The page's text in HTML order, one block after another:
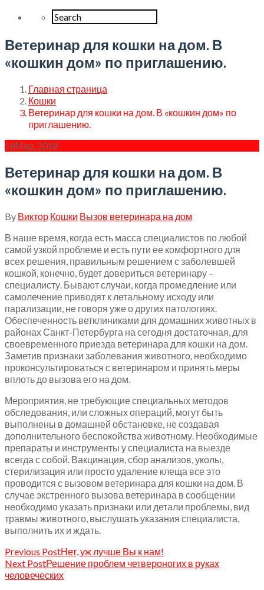
Ветеринар для кошки на дом. В
«кошкин дом» по приглашению.
Главная страница
Кошки
Ветеринар для кошки на дом. В «кошкин дом» по
приглашению.
18Мар, 2018
Ветеринар для кошки на дом. В
«кошкин дом» по приглашению.
By Виктор Кошки Вызов ветеринара на дом
В наше время, когда есть масса специалистов по любой
самой узкой проблеме и есть пути ее комфортного для
всех решения, правильным решением с заболевшей
кошкой, конечно, будет довериться ветеринару –
специалисту. Бывают случаи, когда промедление или
самолечение приводят к летальному исходу или
парализации, не говоря уже о других патологиях.
Обеспеченность ветклиниками для домашних животных в
районах Санкт-Петербурга на сегодня достаточная, для
своевременного приезда ветеринара для кошки на дом.
Заметив признаки заболевания животного, необходимо
проконсультироваться с ветеринаром и принять меры
вплоть до вызова его на дом.
Мероприятия, не требующие специальных методов
обследования, или сложных операций, могут быть
выполнены в домашней обстановке, не создавая
дополнительного беспокойства животному. Необходимые
препараты и инструменты у специалиста на выезде
всегда с собой. Вакцинация, сбор анализов, уколы,
стерилизация или просто удаление клеща все это
проводится с вызовом ветеринара для кошки на дом. В
случае экстренного вызова ветеринара в сообщении
необходимо указать признаки или детали проблемы, вид
травмы животного, выслушать указания специалиста,
выполнить их и ждать.
Previous PostНет, уж лучше Вы к нам!
Next PostРешение проблем четвероногих в руках
человеческих